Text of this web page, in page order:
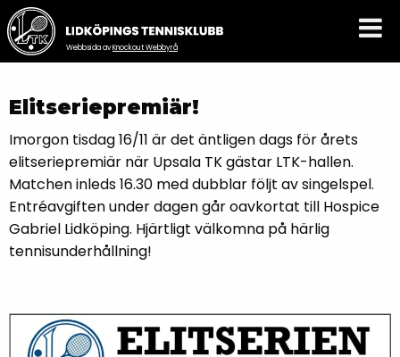
Webbsida avKnockout Webbyrå
Elitseriepremiär!
Imorgon tisdag 16/11 är det äntligen dags för årets
elitseriepremiär när Upsala TK gästar LTK-hallen.
Matchen inleds 16.30 med dubblar följt av singelspel.
Entréavgiften under dagen går oavkortat till Hospice
Gabriel Lidköping. Hjärtligt välkomna på härlig
tennisunderhållning!